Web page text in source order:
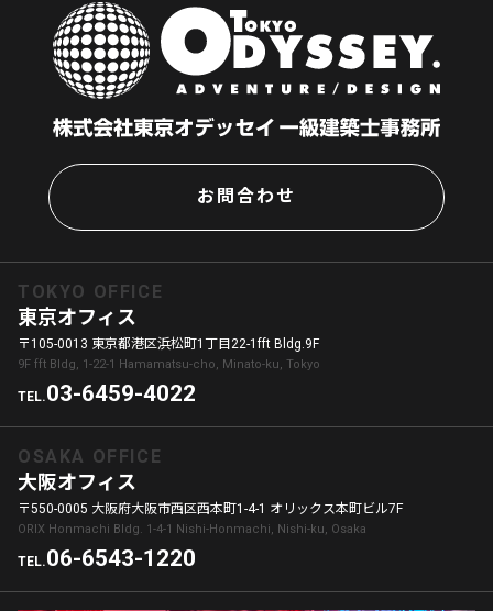
お問合わせ
TOKYO OFFICE
東京オフィス
〒105-0013 東京都港区浜松町1丁目22-1fft Bldg.9F
9F fft Bldg, 1-22-1 Hamamatsu-cho, Minato-ku, Tokyo
TEL.03-6459-4022
OSAKA OFFICE
大阪オフィス
〒550-0005 大阪府大阪市西区西本町1-4-1 オリックス本町ビル7F
ORIX Honmachi Bldg. 1-4-1 Nishi-Honmachi, Nishi-ku, Osaka
TEL.06-6543-1220